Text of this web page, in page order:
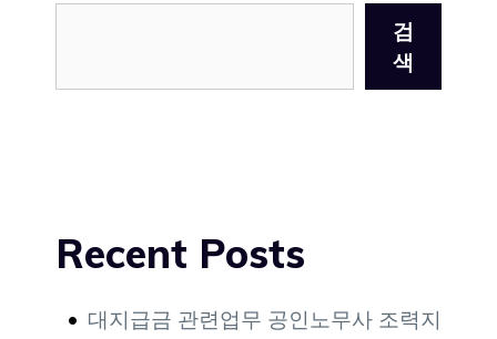
검
색
Recent Posts
대지급금 관련업무 공인노무사 조력지